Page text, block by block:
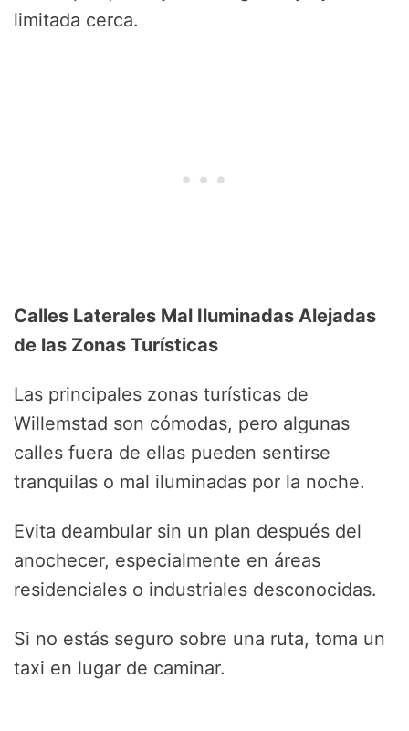
limitada cerca.
Calles Laterales Mal Iluminadas Alejadas
de las Zonas Turísticas
Las principales zonas turísticas de
Willemstad son cómodas, pero algunas
calles fuera de ellas pueden sentirse
tranquilas o mal iluminadas por la noche.
Evita deambular sin un plan después del
anochecer, especialmente en áreas
residenciales o industriales desconocidas.
Si no estás seguro sobre una ruta, toma un
taxi en lugar de caminar.